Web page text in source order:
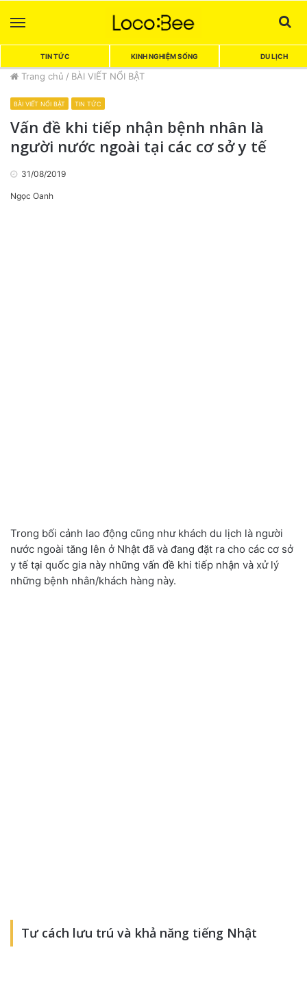
TIN TỨC KINH NGHIỆM SỐNG DU LỊCH
Trang chủ / BÀI VIẾT NỔI BẬT
BÀI VIẾT NỔI BẬT TIN TỨC
Vấn đề khi tiếp nhận bệnh nhân là
người nước ngoài tại các cơ sở y tế
31/08/2019
Ngọc Oanh
Trong bối cảnh lao động cũng như khách du lịch là người
nước ngoài tăng lên ở Nhật đã và đang đặt ra cho các cơ sở
y tế tại quốc gia này những vấn đề khi tiếp nhận và xử lý
những bệnh nhân/khách hàng này.
Tư cách lưu trú và khả năng tiếng Nhật